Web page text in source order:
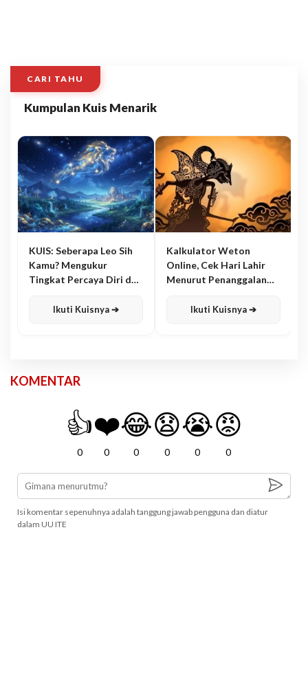
CARI TAHU
Kumpulan Kuis Menarik
KUIS: Seberapa Leo Sih
Kamu? Mengukur
Tingkat Percaya Diri dan
Ikuti Kuisnya ➔
Kalkulator Weton
Online, Cek Hari Lahir
Menurut Penanggalan
Ikuti Kuisnya ➔
KOMENTAR
👍
0
❤️
0
😂
0
😧
0
😭
0
😡
0
Isi komentar sepenuhnya adalah tanggung jawab pengguna dan diatur
dalam UU ITE